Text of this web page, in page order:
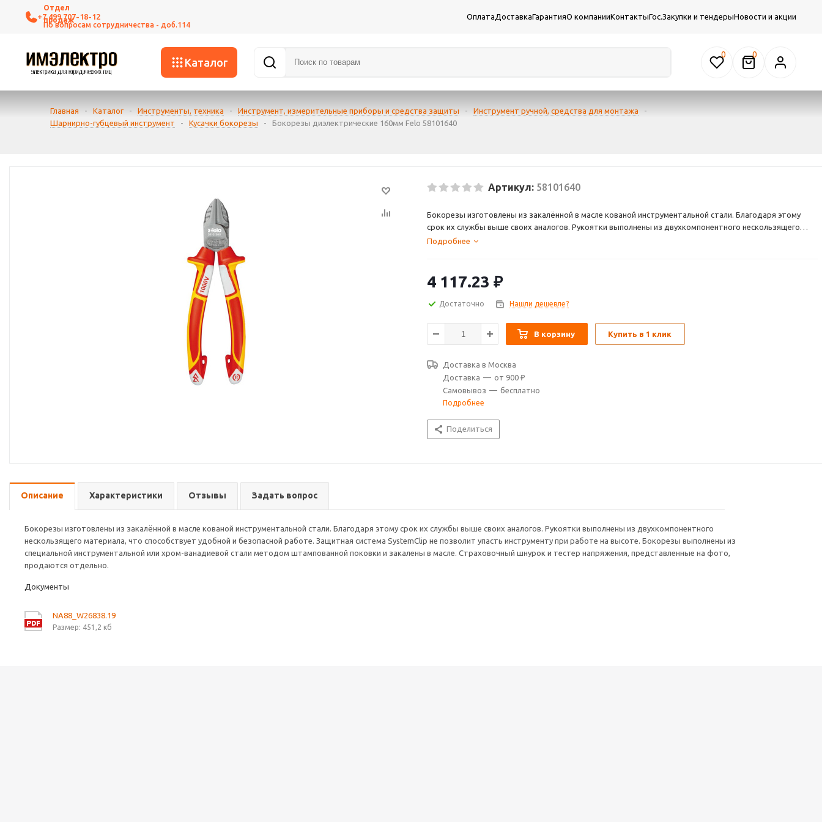
+7 499 707-18-12 ОплатаДоставкаГарантияО компанииКонтактыГос.Закупки и тендерыНовости и акции
Каталог
0
Главная - Каталог - Инструменты, техника - Инструмент, измерительные приборы и средства защиты - Инструмент ручной, средства для монтажа
-
Шарнирно-губцевый инструмент
- Кусачки бокорезы - Бокорезы диэлектрические 160мм Felo 58101640
Артикул: 58101640
Бокорезы изготовлены из закалённой в масле кованой инструментальной стали. Благодаря этому
срок их службы выше своих аналогов. Рукоятки выполнены из двухкомпонентного нескользящего
материала, что способствует удобной и безопасной работе. Защитная система SystemClip не
масле. Страховочный шнурок и тестер напряжения, представленные на фото, продаются отдельно.
Подробнее
4 117.23 ₽
Достаточно Нашли дешевле?
В корзину Купить в 1 клик
Доставка в Москва
Доставка — от 900 ₽
Самовывоз — бесплатно
Подробнее
Поделиться
Описание Характеристики Отзывы Задать вопрос
Бокорезы изготовлены из закалённой в масле кованой инструментальной стали. Благодаря этому срок их службы выше своих аналогов. Рукоятки выполнены из двухкомпонентного
нескользящего материала, что способствует удобной и безопасной работе. Защитная система SystemClip не позволит упасть инструменту при работе на высоте. Бокорезы выполнены из
специальной инструментальной или хром-ванадиевой стали методом штампованной поковки и закалены в масле. Страховочный шнурок и тестер напряжения, представленные на фото,
продаются отдельно.
Документы
NA88_W26838.19
Размер: 451,2 кб